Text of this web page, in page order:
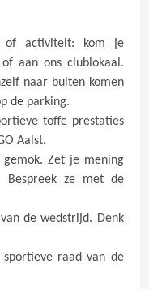
of activiteit: kom je
aan ons clublokaal.
naar buiten komen
de parking.
toffe prestaties
Aalst.
Zet je mening
Bespreek ze met de
de wedstrijd. Denk
sportieve raad van de